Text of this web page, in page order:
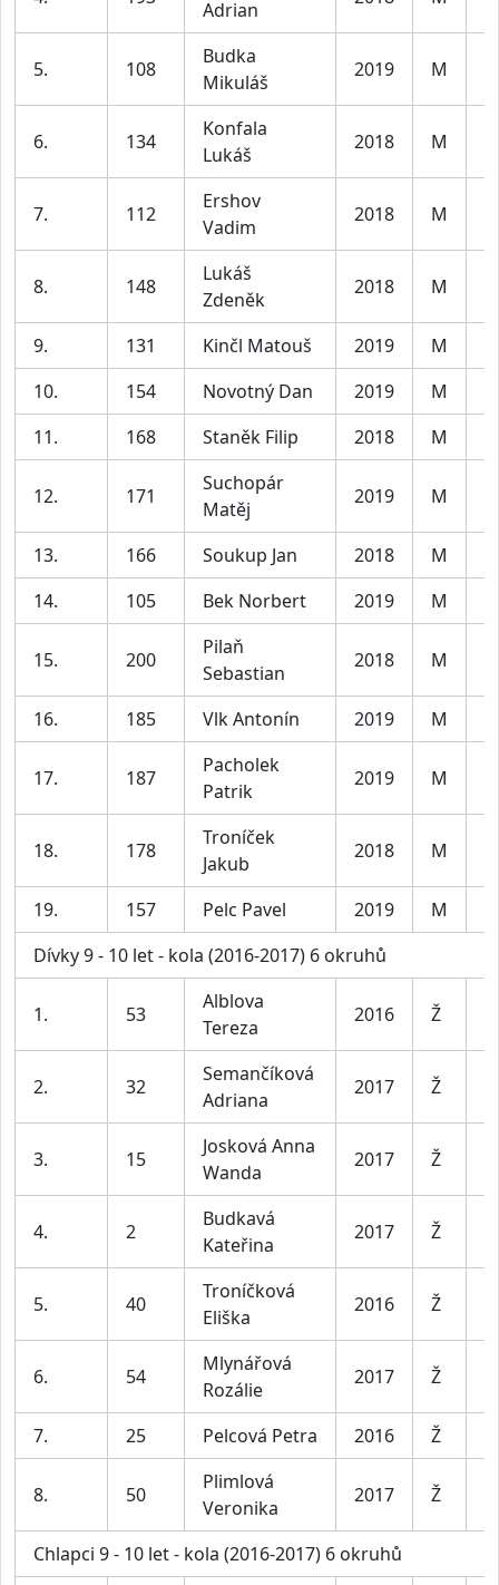
Adrian
5. 108
Budka
Mikuláš
2019 M
6. 134
Konfala
Lukáš
2018 M
7. 112
Ershov
Vadim
2018 M
8. 148
Lukáš
Zdeněk
2018 M
9. 131 Kinčl Matouš 2019 M
10.
154 Novotný Dan 2019 M
11.
168 Staněk Filip 2018 M
12. 171
Suchopár
Matěj
2019 M
13. 166 Soukup Jan 2018 M
14.
105 Bek Norbert 2019 M
15. 200
Pilaň
Sebastian
2018 M
16. 185 Vlk Antonín 2019 M
17. 187
Pacholek
Patrik
2019 M
18. 178
Troníček
Jakub
2018 M
19. 157 Pelc Pavel 2019 M
Dívky 9 - 10 let - kola (2016-2017) 6 okruhů
1. 53
Alblova
Tereza
2016 Ž
2. 32
Semančíková
Adriana
2017 Ž
3. 15
Josková Anna
Wanda
2017 Ž
4. 2
Budkavá
Kateřina
2017 Ž
5. 40
Troníčková
Eliška
2016 Ž
6. 54
Mlynářová
Rozálie
2017 Ž
7. 25 Pelcová Petra 2016 Ž
8. 50
Plimlová
Veronika
2017 Ž
Chlapci 9 - 10 let - kola (2016-2017) 6 okruhů